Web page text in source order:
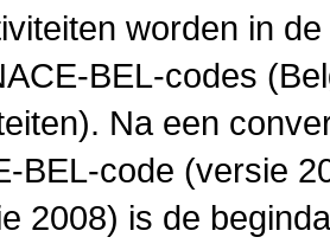
worden in
BEL-codes
Na een
BEL-code (versie
2008) is de